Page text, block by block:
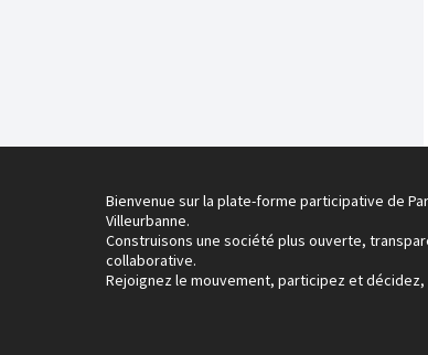
Bienvenue sur la plate-forme participative de
Villeurbanne.
Construisons une société plus ouverte,
collaborative.
Rejoignez le mouvement, participez et décidez,